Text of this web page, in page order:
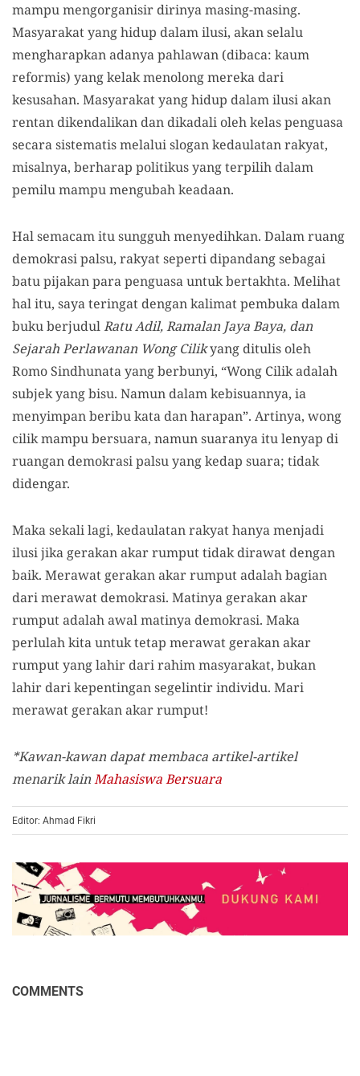
mampu mengorganisir dirinya masing-masing.
Masyarakat yang hidup dalam ilusi, akan selalu
mengharapkan adanya pahlawan (dibaca: kaum
reformis) yang kelak menolong mereka dari
kesusahan. Masyarakat yang hidup dalam ilusi akan
rentan dikendalikan dan dikadali oleh kelas penguasa
secara sistematis melalui slogan kedaulatan rakyat,
misalnya, berharap politikus yang terpilih dalam
pemilu mampu mengubah keadaan.
Hal semacam itu sungguh menyedihkan. Dalam ruang
demokrasi palsu, rakyat seperti dipandang sebagai
batu pijakan para penguasa untuk bertakhta. Melihat
hal itu, saya teringat dengan kalimat pembuka dalam
buku berjudulRatu Adil, Ramalan Jaya Baya, dan
Sejarah Perlawanan Wong Cilikyang ditulis oleh
Romo Sindhunata yang berbunyi, “Wong Cilik adalah
subjek yang bisu. Namun dalam kebisuannya, ia
menyimpan beribu kata dan harapan”. Artinya, wong
cilik mampu bersuara, namun suaranya itu lenyap di
ruangan demokrasi palsu yang kedap suara; tidak
didengar.
Maka sekali lagi, kedaulatan rakyat hanya menjadi
ilusi jika gerakan akar rumput tidak dirawat dengan
baik. Merawat gerakan akar rumput adalah bagian
dari merawat demokrasi. Matinya gerakan akar
rumput adalah awal matinya demokrasi. Maka
perlulah kita untuk tetap merawat gerakan akar
rumput yang lahir dari rahim masyarakat, bukan
lahir dari kepentingan segelintir individu. Mari
merawat gerakan akar rumput!
*Kawan-kawan dapat membaca artikel-artikel
menarik lainMahasiswa Bersuara
Editor: Ahmad Fikri
COMMENTS